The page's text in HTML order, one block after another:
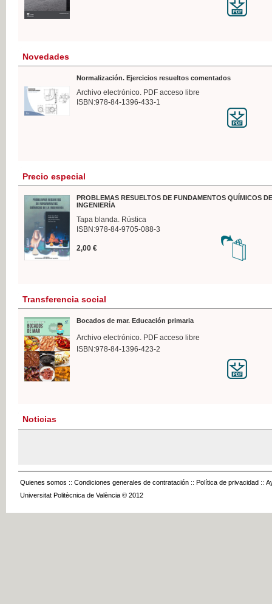
Novedades
Normalización. Ejercicios resueltos comentados
Archivo electrónico. PDF acceso libre
ISBN:978-84-1396-433-1
Precio especial
PROBLEMAS RESUELTOS DE FUNDAMENTOS QUÍMICOS
INGENIERÍA
Tapa blanda. Rústica
ISBN:978-84-9705-088-3
2,00 €
Transferencia social
Bocados de mar. Educación primaria
Archivo electrónico. PDF acceso libre
ISBN:978-84-1396-423-2
Noticias
Quienes somos :: Condiciones generales de contratación :: Política de privacidad ::
Universitat Politècnica de València © 2012